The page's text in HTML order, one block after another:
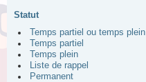
Statut
Temps partiel ou temps plein
Temps partiel
Temps plein
Liste de rappel
Permanent